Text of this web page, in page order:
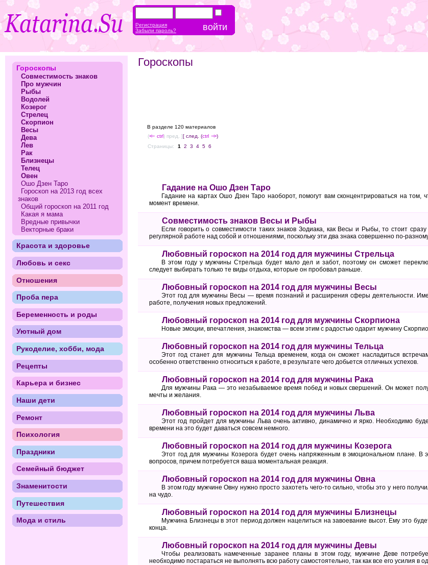
Гороскопы
В разделе 120 материалов
(<-- ctrl) пред. ][ след. (ctrl --> )
Страницы:
1 2 3 4 5 6
Гадание на Ошо Дзен Таро
Гадание на картах Ошо Дзен Таро наоборот, помогут вам сконцентрироваться на том,
момент времени.
Совместимость знаков Весы и Рыбы
Если говорить о совместимости таких знаков Зодиака, как Весы и Рыбы, то стоит
регулярной работе над собой и отношениями, поскольку эти два знака совершенно по-
Любовный гороскоп на 2014 год для мужчины Стрельца
В этом году у мужчины Стрельца будет мало дел и забот, поэтому он сможет
следует выбирать только те виды отдыха, которые он пробовал раньше.
Любовный гороскоп на 2014 год для мужчины Весы
Этот год для мужчины Весы — время познаний и расширения сферы деятельности.
работе, получения новых предложений.
Любовный гороскоп на 2014 год для мужчины Скорпиона
Новые эмоции, впечатления, знакомства — всем этим с радостью одарит мужчину
Любовный гороскоп на 2014 год для мужчины Тельца
Этот год станет для мужчины Тельца временем, когда он сможет насладиться
особенно ответственно относиться к работе, в результате чего добьется отличных успехов.
Любовный гороскоп на 2014 год для мужчины Рака
Для мужчины Рака — это незабываемое время побед и новых свершений. Он может
мечты и желания.
Любовный гороскоп на 2014 год для мужчины Льва
Этот год пройдет для мужчины Льва очень активно, динамично и ярко. Необходимо
времени на это будет даваться совсем немного.
Любовный гороскоп на 2014 год для мужчины Козерога
Этот год для мужчины Козерога будет очень напряженным в эмоциональном плане. В
вопросов, причем потребуется ваша моментальная реакция.
Любовный гороскоп на 2014 год для мужчины Овна
В этом году мужчине Овну нужно просто захотеть чего-то сильно, чтобы это у него
на чудо.
Любовный гороскоп на 2014 год для мужчины Близнецы
Мужчина Близнецы в этот период должен нацелиться на завоевание высот. Ему это
конца.
Любовный гороскоп на 2014 год для мужчины Девы
Чтобы реализовать намеченные заранее планы в этом году, мужчине Деве
необходимо постараться не выполнять всю работу самостоятельно, так как все его усилия в
Гороскопы
Совместимость знаков
Про мужчин
Рыбы
Водолей
Козерог
Стрелец
Скорпион
Весы
Дева
Лев
Рак
Близнецы
Телец
Овен
Ошо Дзен Таро
Гороскоп на 2013 год всех
знаков
Общий гороскоп на 2011 год
Какая я мама
Вредные привычки
Векторные браки
Красота и здоровье
Любовь и секс
Отношения
Проба пера
Беременность и роды
Уютный дом
Рукоделие, хобби, мода
Рецепты
Карьера и бизнес
Наши дети
Ремонт
Психология
Праздники
Семейный бюджет
Знаменитости
Путешествия
Мода и стиль
Регистрация
Забыли пароль?